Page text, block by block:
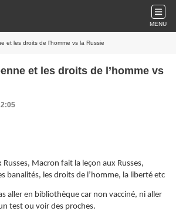
MENU
et les droits de l’homme vs la Russie
et les droits de l’homme vs
Macron fait la leçon aux Russes,
banalités, les droits de l’homme, la liberté etc
aller en bibliothèque car non vacciné, ni aller
test ou voir des proches.